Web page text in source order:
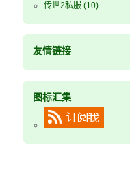
传世2私服 (10)
友情链接
图标汇集